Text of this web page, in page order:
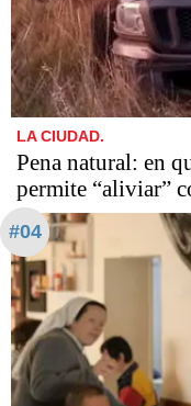
LA CIUDAD.
Pena natural: en
permite “aliviar”
#04